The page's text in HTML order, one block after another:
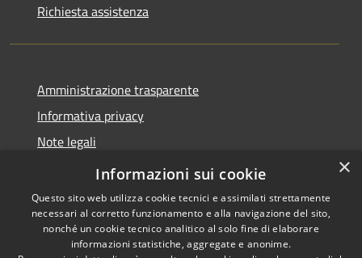
Richiesta assistenza
Amministrazione trasparente
Informativa privacy
Note legali
Dichiarazione di accessibilità
Copyright © 2026 • Comune di
×
Informazioni sui cookie
Questo sito web utilizza cookie tecnici e assimilati strettamente
necessari al corretto funzionamento e alla navigazione del sito,
nonché un cookie tecnico analitico al solo fine di elaborare
informazioni statistiche, aggregate e anonime.